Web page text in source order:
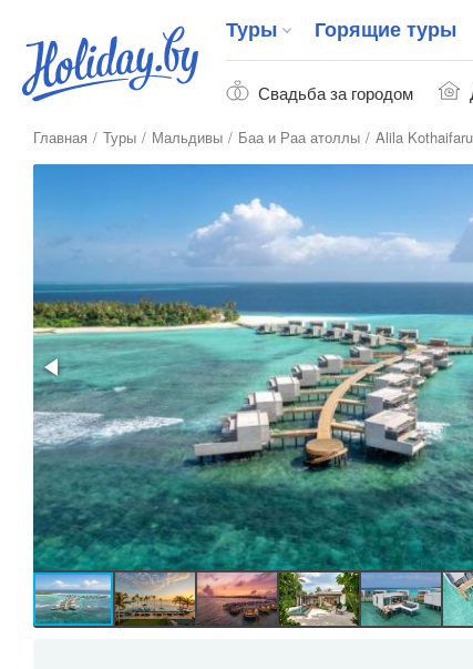
Свадьба за городом
Туры Горящие туры
Главная Туры Мальдивы Баа и Раа атоллы Alila